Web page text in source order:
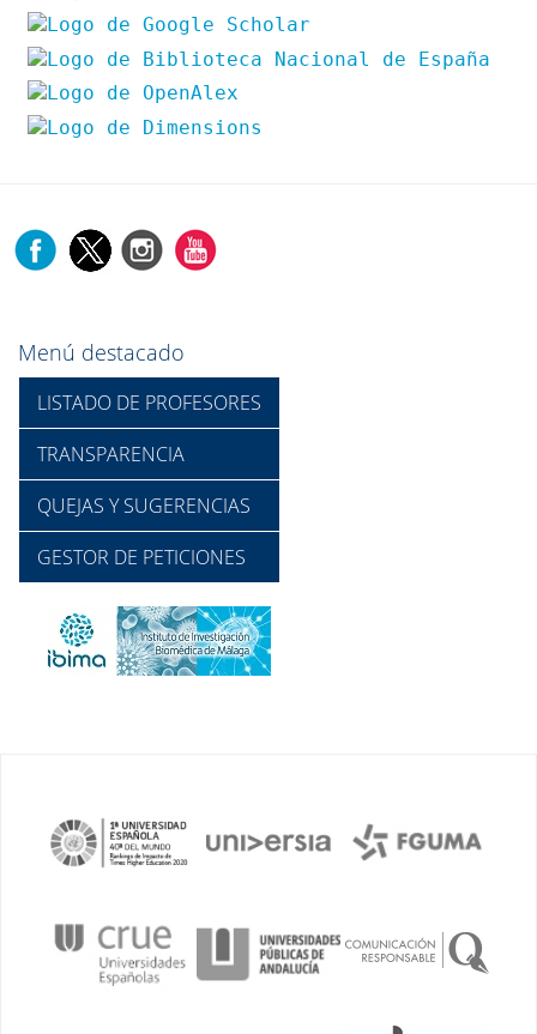
Menú destacado
LISTADO DE PROFESORES
TRANSPARENCIA
QUEJAS Y SUGERENCIAS
GESTOR DE PETICIONES